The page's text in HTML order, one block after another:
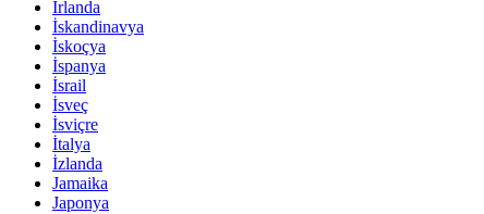
İrlanda
İskandinavya
İskoçya
İspanya
İsrail
İsveç
İsviçre
İtalya
İzlanda
Jamaika
Japonya